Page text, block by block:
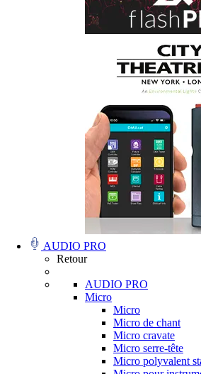
AUDIO PRO
Retour
AUDIO PRO
Micro
Micro
Micro de chant
Micro cravate
Micro serre-tête
Micro polyvalent